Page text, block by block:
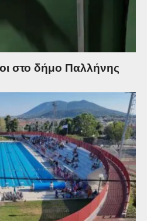
στο δήμο Παλλήνης